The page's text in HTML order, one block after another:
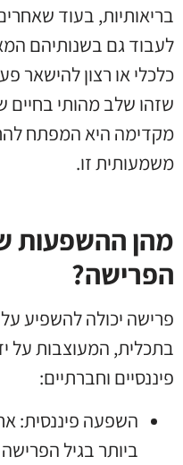
בריאותיות, בעוד
לעבוד גם בשנותיהם
כלכלי או רצון להישאר
שזהו שלב מהותי
מקדימה היא המפתח
משמעותית זו.
מהן ההשפעות
הפרישה?
פרישה יכולה להשפיע
בתכלית, המעוצבות על
פיננסיים וחברתיים:
השפעה פיננסית:
ביותר בגיל